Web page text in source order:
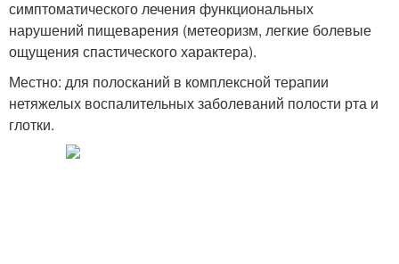
симптоматического лечения функциональных
нарушений пищеварения (метеоризм, легкие болевые
ощущения спастического характера).
Местно: для полосканий в комплексной терапии
нетяжелых воспалительных заболеваний полости рта и
глотки.